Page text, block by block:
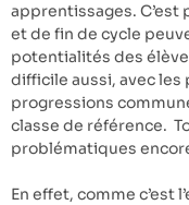
apprentissages. C’est
et de fin de cycle
potentialités des
difficile aussi, avec les
progressions
classe de référence.
problématiques
En effet, comme c’est